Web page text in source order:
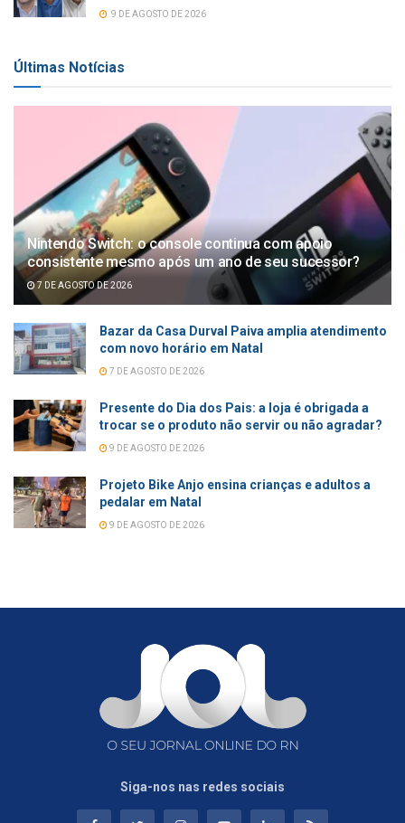
9 DE AGOSTO DE 2026
Últimas Notícias
Nintendo Switch: o console continua com apoio
consistente mesmo após um ano de seu sucessor?
7 DE AGOSTO DE 2026
Bazar da Casa Durval Paiva amplia atendimento
com novo horário em Natal
7 DE AGOSTO DE 2026
Presente do Dia dos Pais: a loja é obrigada a
trocar se o produto não servir ou não agradar?
9 DE AGOSTO DE 2026
Projeto Bike Anjo ensina crianças e adultos a
pedalar em Natal
9 DE AGOSTO DE 2026
Siga-nos nas redes sociais